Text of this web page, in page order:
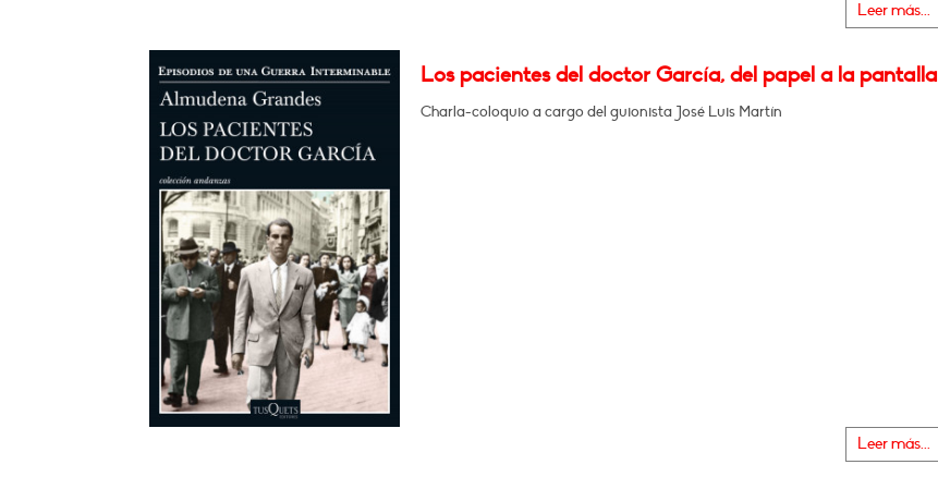
Leer más...
Los pacientes del doctor García, del papel a la pantalla
Charla-coloquio a cargo del guionista José Luis Martín
Leer más...